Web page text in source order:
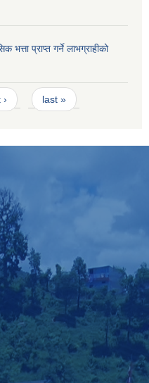
प्राप्त गर्ने लाभग्राहीको
last »